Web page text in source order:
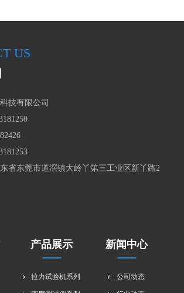
US
技有限公司
省东莞市道滘镇大岭丫第三工业区新丫路2
产品展示
拉力试验机系列
新闻中心
公司动态